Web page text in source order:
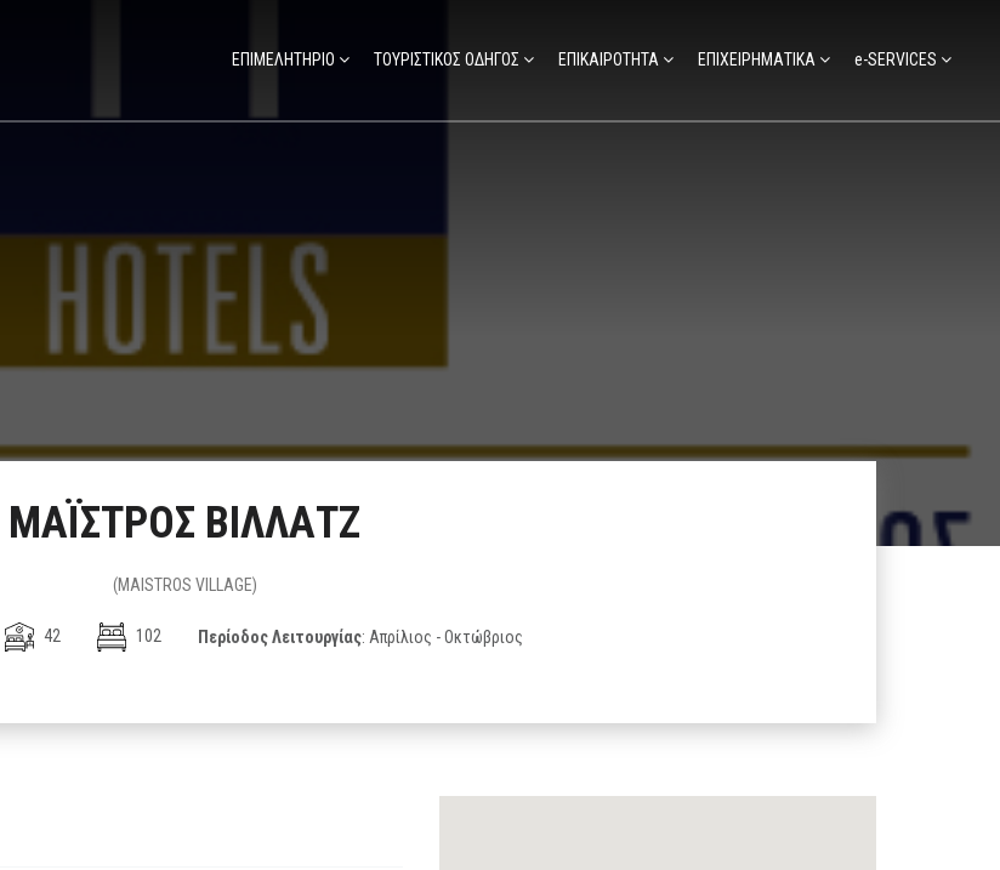
ΕΠΙΜΕΛΗΤΗΡΙΟ ΤΟΥΡΙΣΤΙΚΟΣ ΟΔΗΓΟΣ ΕΠΙΚΑΙΡΟΤΗΤΑ ΕΠΙΧΕΙΡΗΜΑΤΙΚΑ e-SERVICES
ΜΑΪΣΤΡΟΣ ΒΙΛΛΑΤΖ
(MAISTROS VILLAGE)
42
102 Περίοδος Λειτουργίας: Απρίλιος - Οκτώβριος